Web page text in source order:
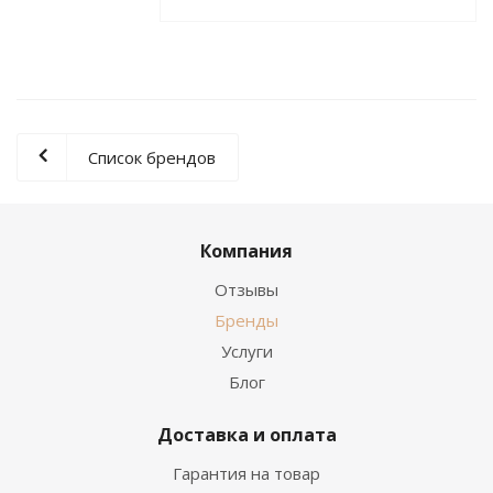
Список брендов
Компания
Отзывы
Бренды
Услуги
Блог
Доставка и оплата
Гарантия на товар